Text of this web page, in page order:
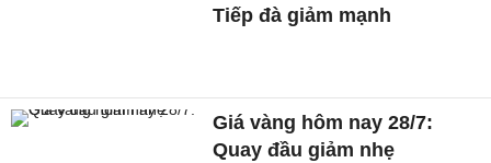
Tiếp đà giảm mạnh
Giá vàng hôm nay 28/7:
Quay đầu giảm nhẹ